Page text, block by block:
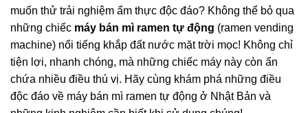
muốn thử trải nghiệm ẩm thực độc đáo? Không thể bỏ qua
những chiếc máy bán mì ramen tự động (ramen vending
machine) nổi tiếng khắp đất nước mặt trời mọc! Không chỉ
tiện lợi, nhanh chóng, mà những chiếc máy này còn ẩn
chứa nhiều điều thú vị. Hãy cùng khám phá những điều
độc đáo về máy bán mì ramen tự động ở Nhật Bản và